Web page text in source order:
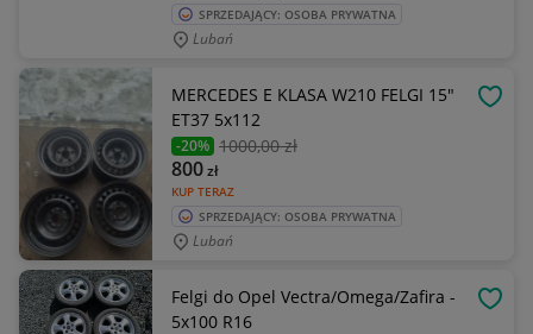
SPRZEDAJĄCY: OSOBA PRYWATNA
Lubań
MERCEDES E KLASA W210 FELGI 15"
ET37 5x112
-20% 1000,00 zł
KUP TERAZ
800zł
SPRZEDAJĄCY: OSOBA PRYWATNA
Lubań
Felgi do Opel Vectra/Omega/Zafira -
5x100 R16